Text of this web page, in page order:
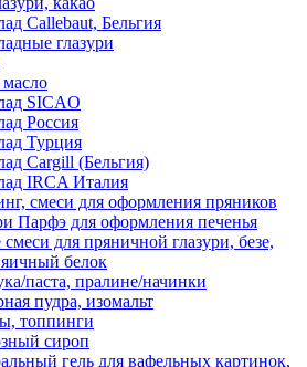
Callebaut, Бельгия
глазури
SICAO
Россия
Турция
Cargill (Бельгия)
IRCA Италия
смеси для оформления пряников
Парфэ для оформления печенья
для пряничной глазури, безе,
белок
паста, пралине/начинки
пудра, изомальт
топпинги
сироп
гель для вафельных картинок,